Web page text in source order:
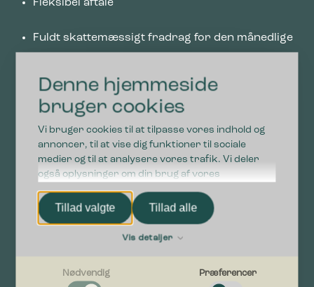
Denne hjemmeside
bruger cookies
Vi bruger cookies til at tilpasse vores indhold og
annoncer, til at vise dig funktioner til sociale
medier og til at analysere vores trafik. Vi deler
også oplysninger om din brug af vores
hjemmeside med vores partnere inden for sociale
medier, annonceringspartnere og
analysepartnere. Vores partnere kan kombinere
disse data med andre oplysninger, du har givet
Tillad valgte Tillad alle
Vis detaljer
Nødvendig Præferencer
Fleksibel aftale
Fuldt skattemæssigt fradrag for den månedlige
Værn om din likividitet
Ingen betaling af momsen på udstyret up-front
Lease både nyt og brugt udstyr
Ingen penge binding
Mulighed for tillægsydelser, service mv.